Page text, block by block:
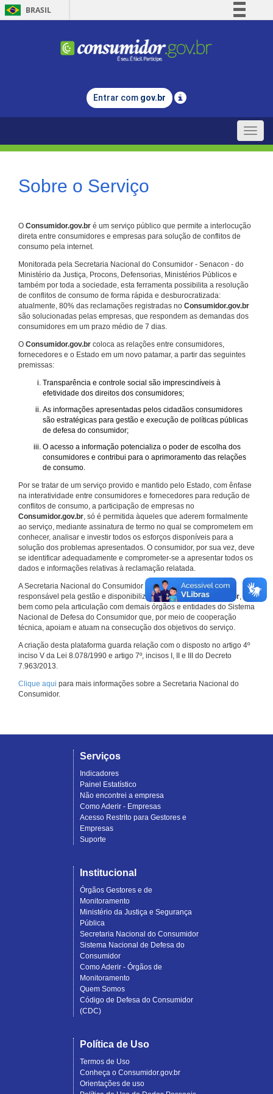
BRASIL
Comunica BR
Legislação
Entrar com gov.br
Toggle
Sobre o Serviço
O Consumidor.gov.br é um serviço público que permite a interlocução
direta entre consumidores e empresas para solução de conflitos de
consumo pela internet.
Monitorada pela Secretaria Nacional do Consumidor - Senacon - do
Ministério da Justiça, Procons, Defensorias, Ministérios Públicos e
também por toda a sociedade, esta ferramenta possibilita a resolução
de conflitos de consumo de forma rápida e desburocratizada:
atualmente, 80% das reclamações registradas no Consumidor.gov.br
são solucionadas pelas empresas, que respondem as demandas dos
consumidores em um prazo médio de 7 dias.
O Consumidor.gov.br coloca as relações entre consumidores,
fornecedores e o Estado em um novo patamar, a partir das seguintes
premissas:
Transparência e controle social são imprescindíveis à
efetividade dos direitos dos consumidores;
As informações apresentadas pelos cidadãos consumidores
são estratégicas para gestão e execução de políticas públicas
de defesa do consumidor;
O acesso a informação potencializa o poder de escolha dos
consumidores e contribui para o aprimoramento das relações
de consumo.
Por se tratar de um serviço provido e mantido pelo Estado, com ênfase
na interatividade entre consumidores e fornecedores para redução de
conflitos de consumo, a participação de empresas no
Consumidor.gov.br, só é permitida àqueles que aderem formalmente
ao serviço, mediante assinatura de termo no qual se comprometem em
conhecer, analisar e investir todos os esforços disponíveis para a
solução dos problemas apresentados. O consumidor, por sua vez, deve
se identificar adequadamente e comprometer-se a apresentar todos os
dados e informações relativas à reclamação relatada.
A Secretaria Nacional do Consumidor do Ministério da Justiça é a
responsável pela gestão e disponibilização doConsumidor.gov.br,
bem como pela articulação com demais órgãos e entidades do Sistema
Nacional de Defesa do Consumidor que, por meio de cooperação
técnica, apoiam e atuam na consecução dos objetivos do serviço.
A criação desta plataforma guarda relação com o disposto no artigo 4º
inciso V da Lei 8.078/1990 e artigo 7º, incisos I, II e III do Decreto
7.963/2013.
Clique aqui para mais informações sobre a Secretaria Nacional do
Consumidor.
Serviços
Indicadores
Painel Estatístico
Não encontrei a empresa
Como Aderir - Empresas
Acesso Restrito para Gestores e
Empresas
Suporte
Institucional
Órgãos Gestores e de
Monitoramento
Ministério da Justiça e Segurança
Pública
Secretaria Nacional do Consumidor
Sistema Nacional de Defesa do
Consumidor
Como Aderir - Órgãos de
Monitoramento
Quem Somos
Código de Defesa do Consumidor
(CDC)
Política de Uso
Termos de Uso
Conheça o Consumidor.gov.br
Orientações de uso